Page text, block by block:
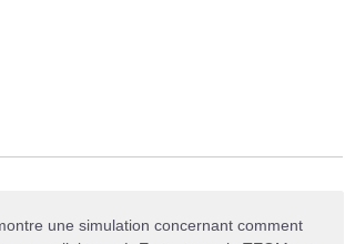
une simulation concernant comment